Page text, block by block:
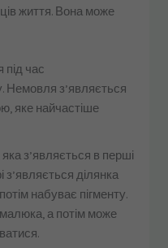
життя. Вона може
час
Немовля з’являється
яке найчастіше
з’являється в перші
з’являється ділянка
набуває пігменту.
а потім може